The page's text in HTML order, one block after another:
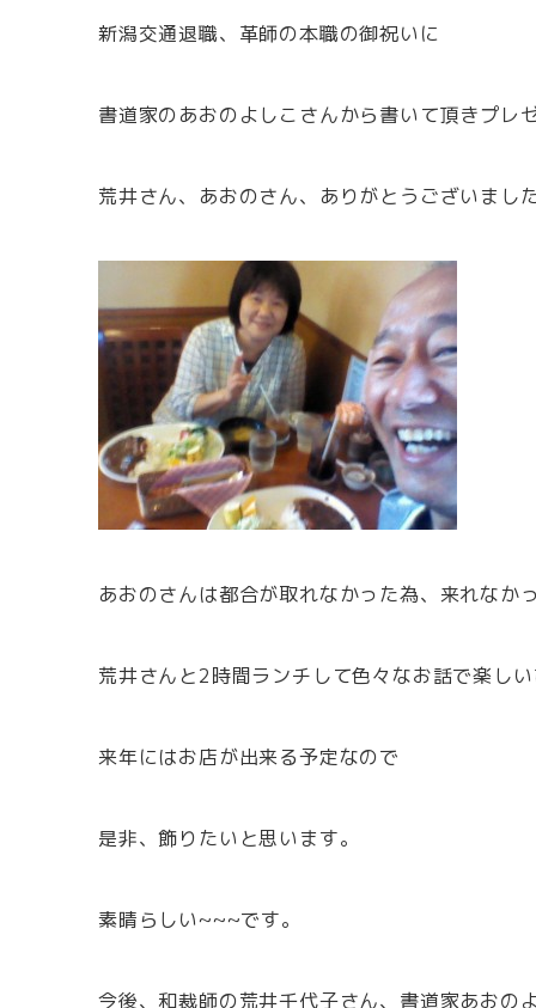
新潟交通退職、革師の本職の御祝いに
書道家のあおのよしこさんから書いて頂きプレ
荒井さん、あおのさん、ありがとうございました
あおのさんは都合が取れなかった為、来れなか
荒井さんと2時間ランチして色々なお話で楽しい
来年にはお店が出来る予定なので
是非、飾りたいと思います。
素晴らしい~~~です。
今後、和裁師の荒井千代子さん、書道家あおの